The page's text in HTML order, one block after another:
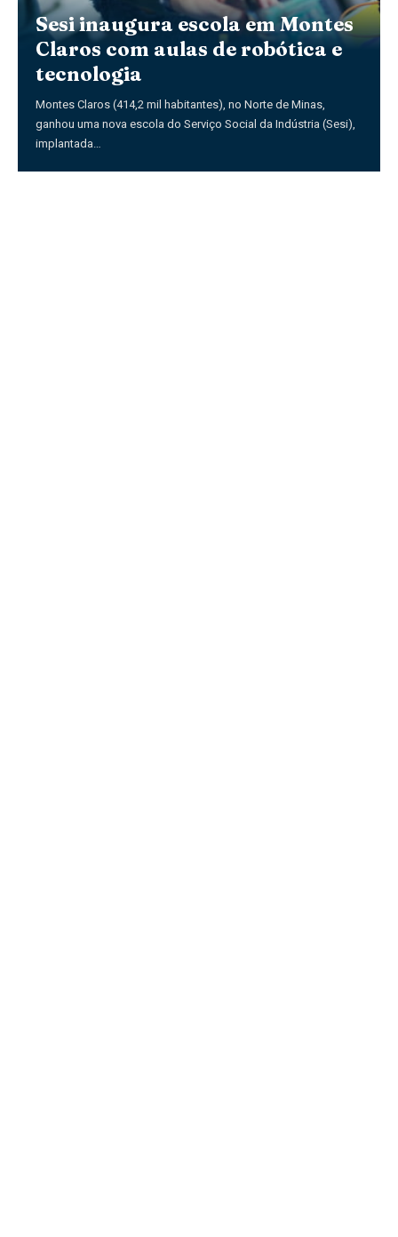
Sesi inaugura escola em Montes
Claros com aulas de robótica e
tecnologia
Montes Claros (414,2 mil habitantes), no Norte de Minas,
ganhou uma nova escola do Serviço Social da Indústria (Sesi),
implantada…